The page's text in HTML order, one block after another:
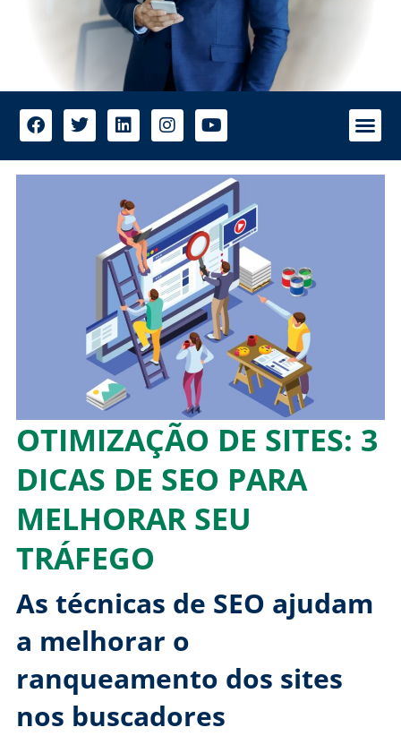
OTIMIZAÇÃO DE SITES: 3
DICAS DE SEO PARA
MELHORAR SEU
TRÁFEGO
As técnicas de SEO ajudam
a melhorar o
ranqueamento dos sites
nos buscadores